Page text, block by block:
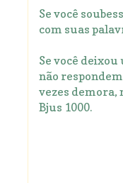
Se você
com suas
Se você
não
vezes demora,
Bjus 1000.